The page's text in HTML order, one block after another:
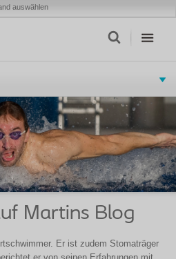
auswählen
Martins Blog
Er ist zudem Stomaträger